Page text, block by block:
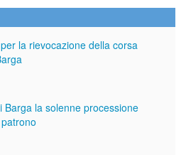
la rievocazione della corsa
Barga la solenne processione